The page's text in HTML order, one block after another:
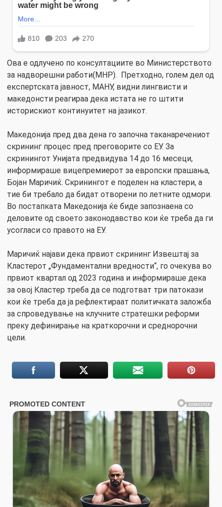
Ова е одлучено по консултациите во Министерството
за надворешни работи(МНР). Претходно, голем дел од
експертската јавност, МАНУ, видни лингвисти и
македонсти реагираа дека истата не го штити
историскиот континуитет на јазикот.
Македонија пред два дена го започна таканаречениот
скрининг процес пред преговорите со ЕУ. За
скринингот Унијата предвидува 14 до 16 месеци,
информираше вицепремиерот за европски прашања,
Бојан Маричиќ. Скринингот е поделен на кластери, а
тие би требало да бидат отворени по летните одмори.
Во постапката Македонија ќе биде запознаена со
деловите од своето законодавство кои ќе треба да ги
усогласи со правото на ЕУ.
Маричиќ најави дека првиот скрининг Извештај за
Кластерот „Фундаментални вредности“, го очекува во
првиот квартал од 2023 година и информираше дека
за овој Кластер треба да се подготват три патокази
кои ќе треба да ја рефлектираат политичката заложба
за спроведување на клучните стратешки реформи
преку дефинирање на краткорочни и среднорочни
цели.